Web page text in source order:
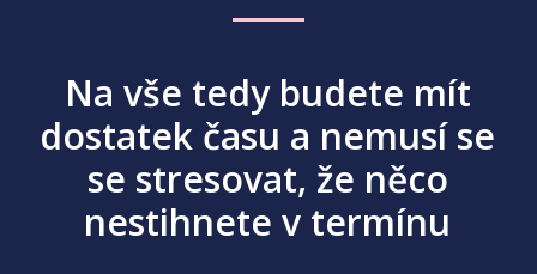
Na vše tedy budete mít
dostatek času a nemusí se
se stresovat, že něco
nestihnete v termínu